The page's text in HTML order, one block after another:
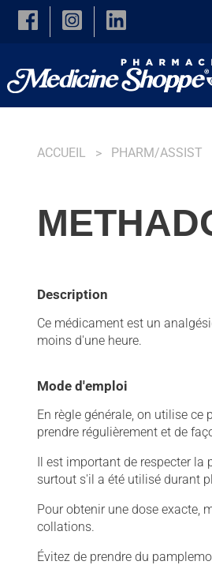
Skip to main content
ACCUEIL PHARM/ASSIST
Description
Ce médicament est un
moins d'une heure.
Mode d'emploi
En règle générale, on utilise
prendre régulièrement et de
Il est important de respecter la
surtout s'il a été utilisé durant
Pour obtenir une dose exacte,
collations.
Évitez de prendre du